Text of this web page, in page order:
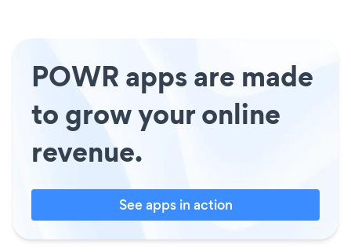
POWR apps are made
to grow your online
revenue.
See apps in action